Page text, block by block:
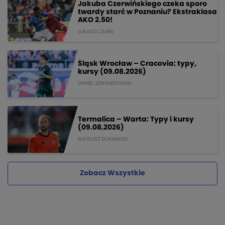
Jakuba Czerwińskiego czeka sporo
twardy starć w Poznaniu? Ekstraklasa
AKO 2.50!
ŁUKASZ CZUBA
Śląsk Wrocław – Cracovia: typy,
kursy (09.08.2026)
DANIEL LEWANDOWSKI
Termalica – Warta: Typy i kursy
(09.08.2026)
MATEUSZ DOMANSKI
Zobacz Wszystkie